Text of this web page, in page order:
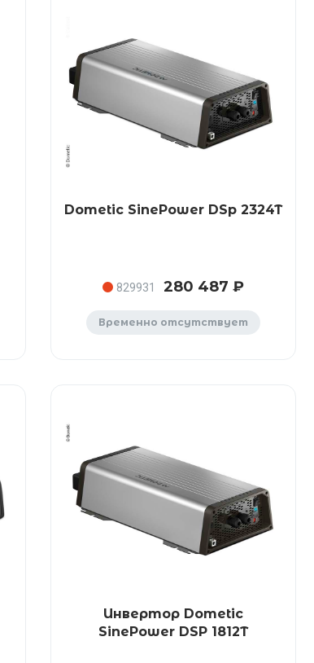
Dometic SinePower DSp 2324T
829931 280 487 ₽
Временно отсутствует
Инвертор Dometic
SinePower DSP 1812T